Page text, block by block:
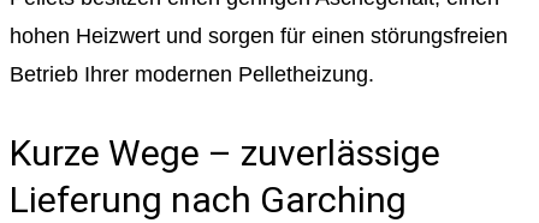
hohen Heizwert und sorgen für einen störungsfreien
Betrieb Ihrer modernen Pelletheizung.
Kurze Wege – zuverlässige
Lieferung nach Garching